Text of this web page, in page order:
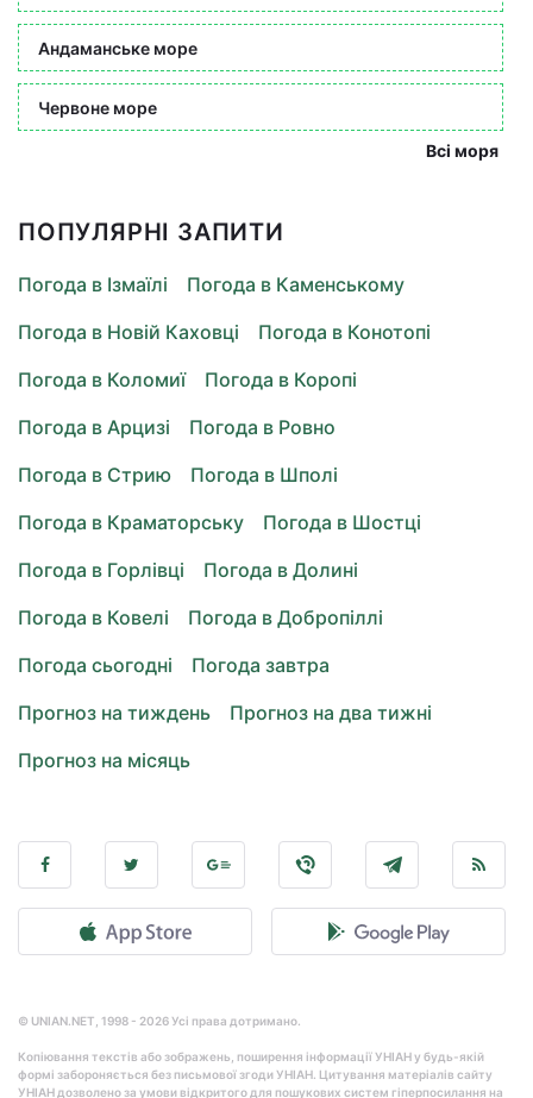
Андаманське море
Червоне море
Всі моря
ПОПУЛЯРНІ ЗАПИТИ
Погода в Ізмаїлі
Погода в Каменському
Погода в Новій Каховці
Погода в Конотопі
Погода в Коломиї
Погода в Коропі
Погода в Арцизі
Погода в Ровно
Погода в Стрию
Погода в Шполі
Погода в Краматорську
Погода в Шостці
Погода в Горлівці
Погода в Долині
Погода в Ковелі
Погода в Добропіллі
Погода сьогодні
Погода завтра
Прогноз на тиждень
Прогноз на два тижні
Прогноз на місяць
© UNIAN.NET, 1998 - 2026 Усі права дотримано.
Копіювання текстів або зображень, поширення інформації УНІАН у будь-якій
формі забороняється без письмової згоди УНІАН. Цитування матеріалів сайту
УНІАН дозволено за умови відкритого для пошукових систем гіперпосилання на